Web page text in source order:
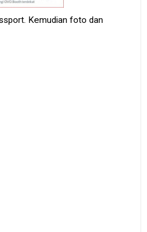
Kemudian foto dan